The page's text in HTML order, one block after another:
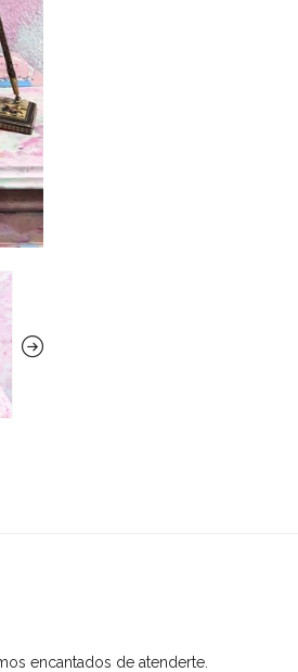
encantados de atenderte.